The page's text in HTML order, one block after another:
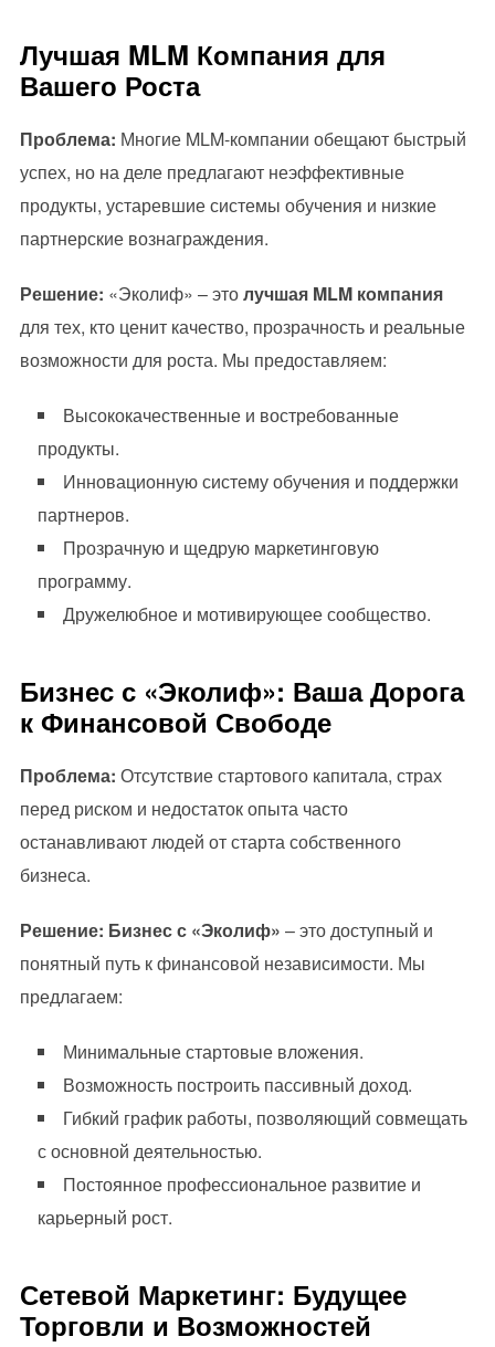
Лучшая MLM Компания для
Вашего Роста
Проблема: Многие MLM-компании обещают быстрый
успех, но на деле предлагают неэффективные
продукты, устаревшие системы обучения и низкие
партнерские вознаграждения.
Решение: «Эколиф» – этолучшая MLM компания
для тех, кто ценит качество, прозрачность и реальные
возможности для роста. Мы предоставляем:
Высококачественные и востребованные
продукты.
Инновационную систему обучения и поддержки
партнеров.
Прозрачную и щедрую маркетинговую
программу.
Дружелюбное и мотивирующее сообщество.
Бизнес с «Эколиф»: Ваша Дорога
к Финансовой Свободе
Проблема: Отсутствие стартового капитала, страх
перед риском и недостаток опыта часто
останавливают людей от старта собственного
бизнеса.
Решение: Бизнес с «Эколиф» – это доступный и
понятный путь к финансовой независимости. Мы
предлагаем:
Минимальные стартовые вложения.
Возможность построить пассивный доход.
Гибкий график работы, позволяющий совмещать
с основной деятельностью.
Постоянное профессиональное развитие и
карьерный рост.
Сетевой Маркетинг: Будущее
Торговли и Возможностей